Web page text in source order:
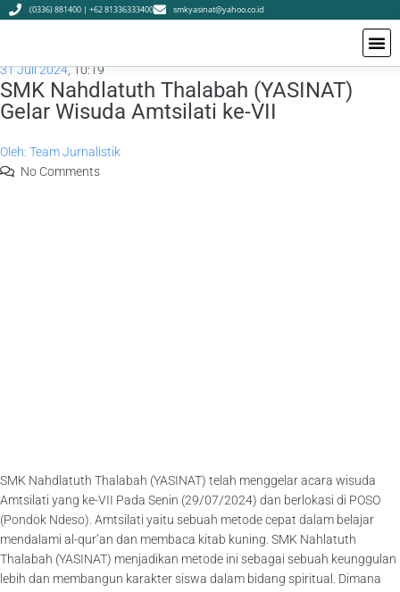
(0336) 881400 | +62 81336333400 smkyasinat@yahoo.co.id
31 Juli 2024,10:19
SMK Nahdlatuth Thalabah (YASINAT)
Gelar Wisuda Amtsilati ke-VII
Oleh: Team Jurnalistik
No Comments
SMK Nahdlatuth Thalabah (YASINAT) telah menggelar acara wisuda
Amtsilati yang ke-VII Pada Senin (29/07/2024) dan berlokasi di POSO
(Pondok Ndeso). Amtsilati yaitu sebuah metode cepat dalam belajar
mendalami al-qur’an dan membaca kitab kuning. SMK Nahlatuth
Thalabah (YASINAT) menjadikan metode ini sebagai sebuah keunggulan
lebih dan membangun karakter siswa dalam bidang spiritual. Dimana